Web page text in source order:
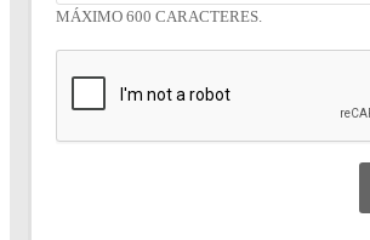
MÁXIMO 600 CARACTERES.